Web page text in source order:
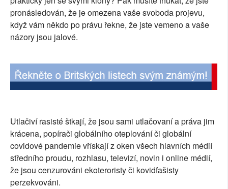
RUBRIKY
PLNÁ VERZE STRÁNEK
pronásledován, že je omezena vaše svoboda projevu,
když vám někdo po právu řekne, že jste vemeno a vaše
názory jsou jalové.
Utlačiví rasisté štkají, že jsou sami utlačovaní a práva jim
krácena, popírači globálního oteplování či globální
covidové pandemie vřískají z oken všech hlavních médií
středního proudu, rozhlasu, televizí, novin i online médií,
že jsou cenzurováni ekoteroristy či kovidfašisty
perzekvováni.